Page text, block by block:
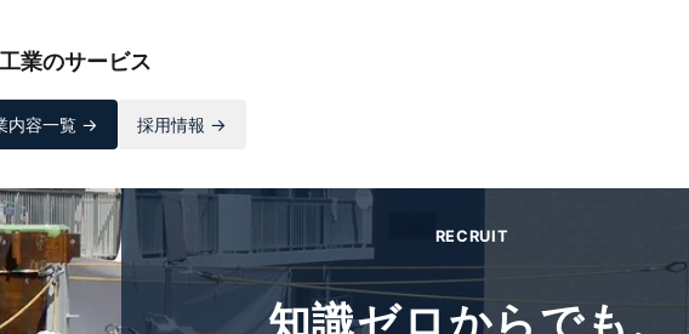
業のサービス
内容一覧 → 採用情報 →
RECRUIT
知識ゼロからでも、